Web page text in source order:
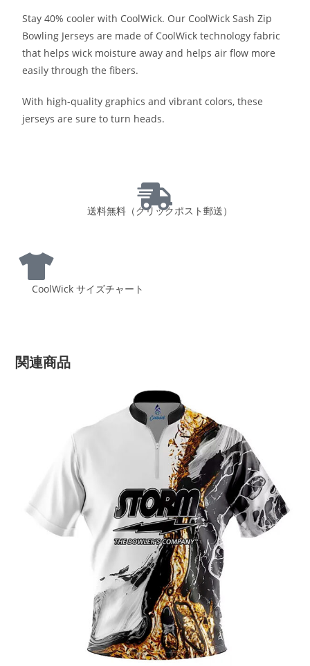
Stay 40% cooler with CoolWick. Our CoolWick Sash Zip
Bowling Jerseys are made of CoolWick technology fabric
that helps wick moisture away and helps air flow more
easily through the fibers.
With high-quality graphics and vibrant colors, these
jerseys are sure to turn heads.
送料無料（クリックポスト郵送）
CoolWick サイズチャート
関連商品